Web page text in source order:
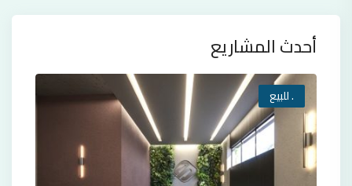
أحدث المشاريع
. للبيع